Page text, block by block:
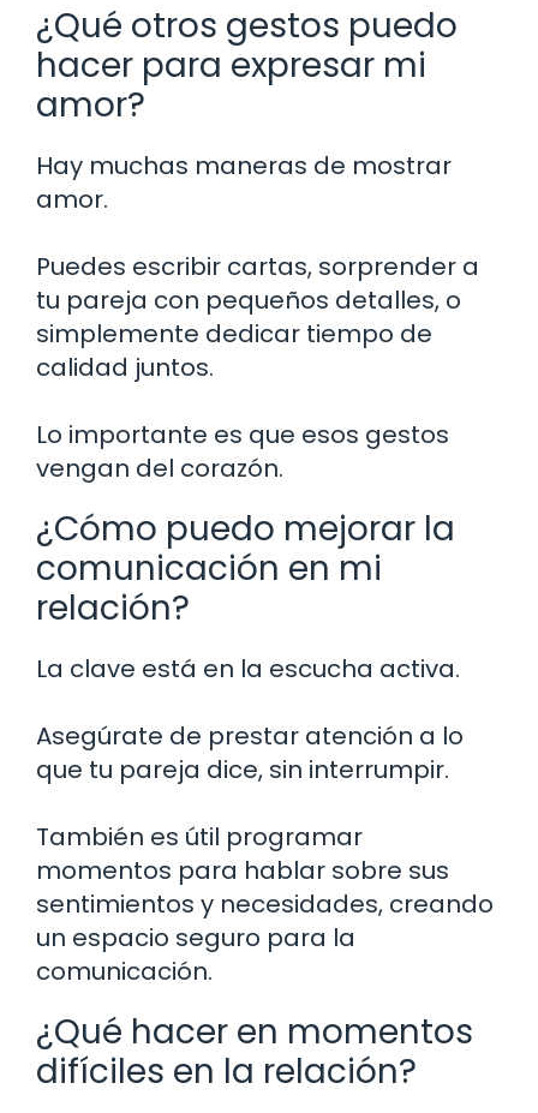
¿Qué otros gestos puedo
hacer para expresar mi
amor?
Hay muchas maneras de mostrar
amor.
Puedes escribir cartas, sorprender a
tu pareja con pequeños detalles, o
simplemente dedicar tiempo de
calidad juntos.
Lo importante es que esos gestos
vengan del corazón.
¿Cómo puedo mejorar la
comunicación en mi
relación?
La clave está en la escucha activa.
Asegúrate de prestar atención a lo
que tu pareja dice, sin interrumpir.
También es útil programar
momentos para hablar sobre sus
sentimientos y necesidades, creando
un espacio seguro para la
comunicación.
¿Qué hacer en momentos
difíciles en la relación?